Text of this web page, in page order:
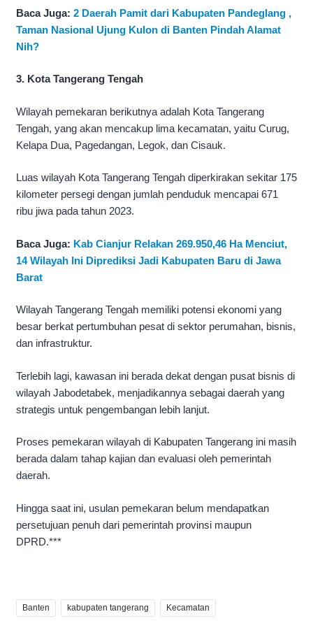
Baca Juga: 2 Daerah Pamit dari Kabupaten Pandeglang ,
Taman Nasional Ujung Kulon di Banten Pindah Alamat
Nih?
3. Kota Tangerang Tengah
Wilayah pemekaran berikutnya adalah Kota Tangerang
Tengah, yang akan mencakup lima kecamatan, yaitu Curug,
Kelapa Dua, Pagedangan, Legok, dan Cisauk.
Luas wilayah Kota Tangerang Tengah diperkirakan sekitar 175
kilometer persegi dengan jumlah penduduk mencapai 671
ribu jiwa pada tahun 2023.
Baca Juga: Kab Cianjur Relakan 269.950,46 Ha Menciut,
14 Wilayah Ini Diprediksi Jadi Kabupaten Baru di Jawa
Barat
Wilayah Tangerang Tengah memiliki potensi ekonomi yang
besar berkat pertumbuhan pesat di sektor perumahan, bisnis,
dan infrastruktur.
Terlebih lagi, kawasan ini berada dekat dengan pusat bisnis di
wilayah Jabodetabek, menjadikannya sebagai daerah yang
strategis untuk pengembangan lebih lanjut.
Proses pemekaran wilayah di Kabupaten Tangerang ini masih
berada dalam tahap kajian dan evaluasi oleh pemerintah
daerah.
Hingga saat ini, usulan pemekaran belum mendapatkan
persetujuan penuh dari pemerintah provinsi maupun
DPRD.***
Banten kabupaten tangerang Kecamatan